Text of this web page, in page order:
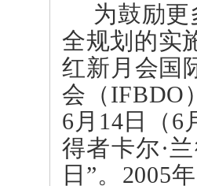
为鼓励
全规划的实
红新月会国
会（IFBDO
6月14日（6
得者卡尔·
日”。2005